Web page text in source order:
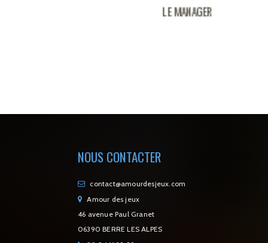
LE MANAGER
NOUS CONTACTER
contact@amourdesjeux.com
Amour des jeux
46 avenue Paul Granet
06390 BERRE LES ALPES